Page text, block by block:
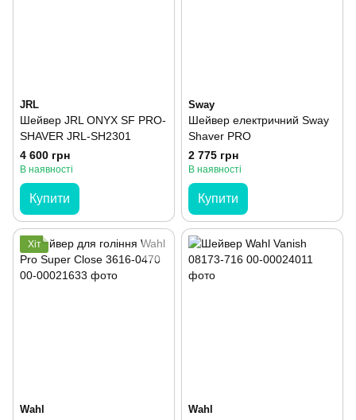
JRL
Шейвер JRL ONYX SF PRO-
SHAVER JRL-SH2301
4 600 грн
В наявності
Купити
Sway
Шейвер електричний Sway
Shaver PRO
2 775 грн
В наявності
Купити
Хіт
Wahl Wahl